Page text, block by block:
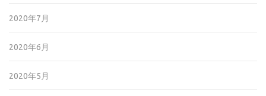
2020年7月
2020年6月
2020年5月